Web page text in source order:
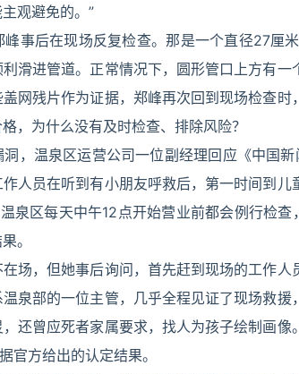
观避免的。”
事后在现场反复检查。那是一个直径27厘
滑进管道。正常情况下，圆形管口上方有
网残片作为证据，郑峰再次回到现场检查时
，为什么没有及时检查、排除风险？
，温泉区运营公司一位副经理回应《中国
人员在听到有小朋友呼救后，第一时间到
泉区每天中午12点开始营业前都会例行检查
。
场，但她事后询问，首先赶到现场的工作
泉部的一位主管，几乎全程见证了现场救援
还曾应死者家属要求，找人为孩子绘制画
官方给出的认定结果。